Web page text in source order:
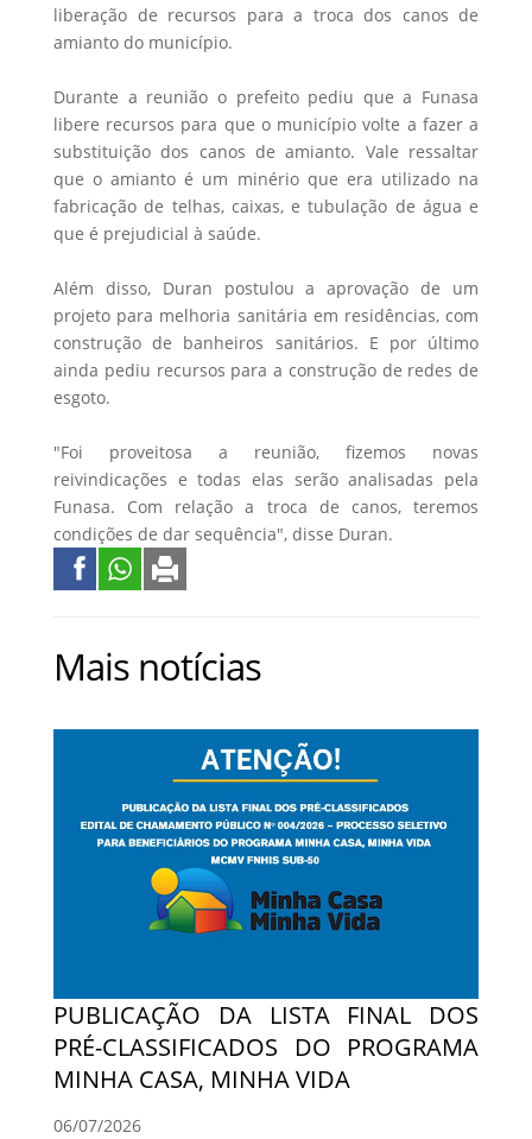
liberação de recursos para a troca dos canos de
amianto do município.
Durante a reunião o prefeito pediu que a Funasa
libere recursos para que o município volte a fazer a
substituição dos canos de amianto. Vale ressaltar
que o amianto é um minério que era utilizado na
fabricação de telhas, caixas, e tubulação de água e
que é prejudicial à saúde.
Além disso, Duran postulou a aprovação de um
projeto para melhoria sanitária em residências, com
construção de banheiros sanitários. E por último
ainda pediu recursos para a construção de redes de
esgoto.
"Foi proveitosa a reunião, fizemos novas
reivindicações e todas elas serão analisadas pela
Funasa. Com relação a troca de canos, teremos
condições de dar sequência", disse Duran.
Mais notícias
PUBLICAÇÃO DA LISTA FINAL DOS
PRÉ-CLASSIFICADOS DO PROGRAMA
MINHA CASA, MINHA VIDA
06/07/2026